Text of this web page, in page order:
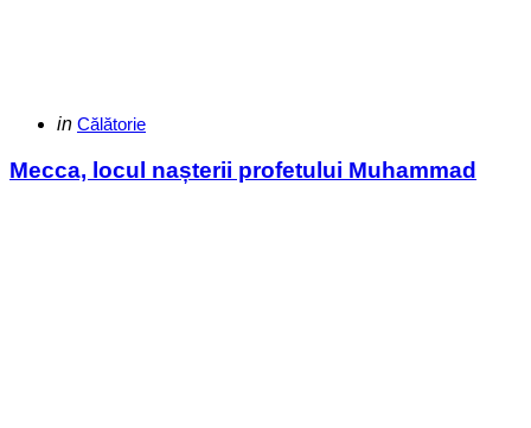
Categories
Posted
in Călătorie
Mecca, locul nașterii profetului Muhammad